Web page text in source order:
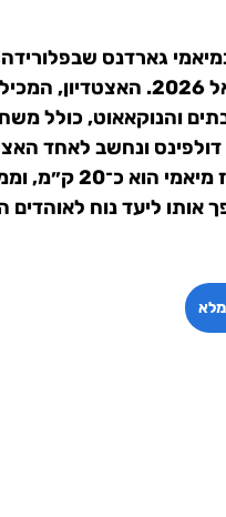
גארדנס
והנוקאאוט, כולל
ונחשב לאחד
אותו ליעד נוח